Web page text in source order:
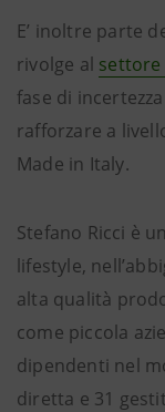
E’ inoltre parte
rivolge al settore
fase di
rafforzare a
Made in Italy.
Stefano Ricci è
lifestyle,
alta qualità
come piccola
dipendenti nel
diretta e 31